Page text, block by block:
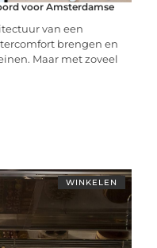
voor Amsterdamse
van een
brengen en
Maar met zoveel
WINKELEN